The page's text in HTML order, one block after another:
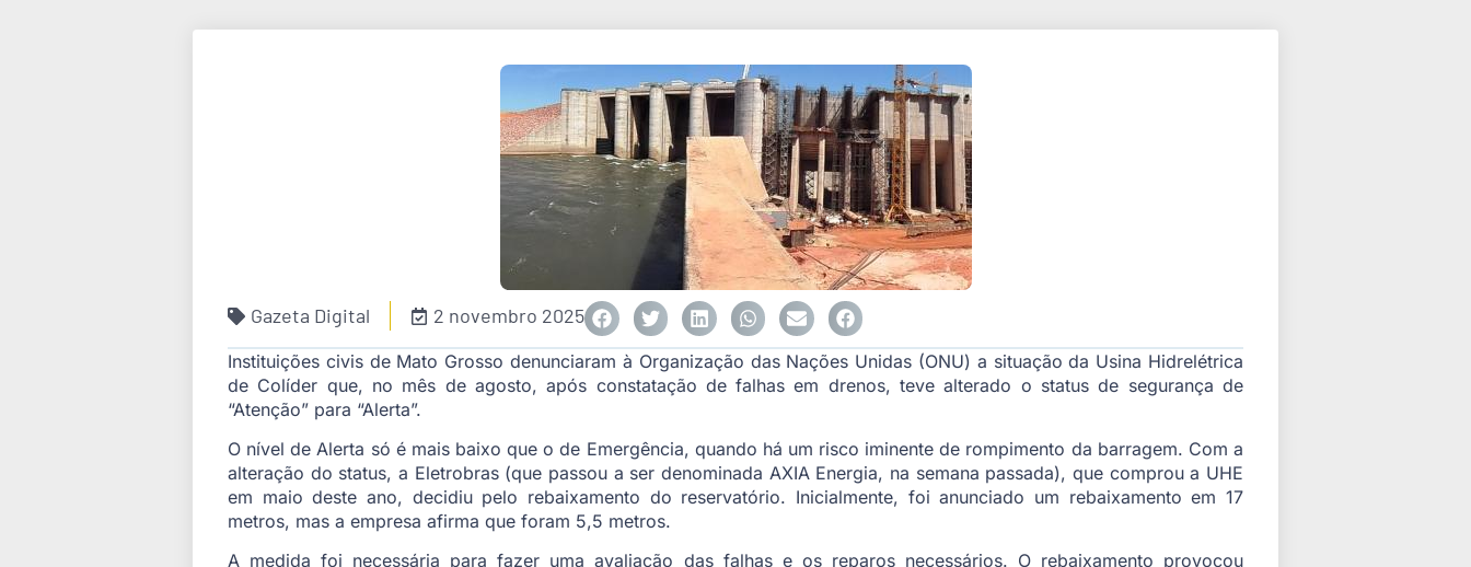
Gazeta Digital 2 novembro 2025
Instituições civis de Mato Grosso denunciaram à Organização das Nações Unidas (ONU) a situação da Usina Hidrelétrica
de Colíder que, no mês de agosto, após constatação de falhas em drenos, teve alterado o status de segurança de
“Atenção” para “Alerta”.
O nível de Alerta só é mais baixo que o de Emergência, quando há um risco iminente de rompimento da barragem. Com a
alteração do status, a Eletrobras (que passou a ser denominada AXIA Energia, na semana passada), que comprou a UHE
em maio deste ano, decidiu pelo rebaixamento do reservatório. Inicialmente, foi anunciado um rebaixamento em 17
metros, mas a empresa afirma que foram 5,5 metros.
A medida foi necessária para fazer uma avaliação das falhas e os reparos necessários. O rebaixamento provocou